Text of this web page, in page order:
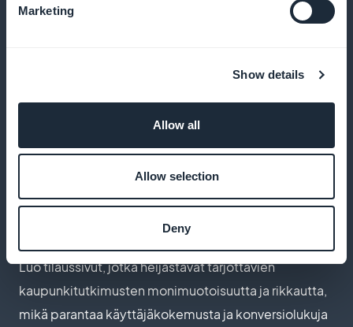
Marketing
Show details
Allow all
Allow selection
Deny
uusimpia ruoanlaittoartikkeleita
Maksimoi voittosi pitämällä 100 % tilaustuloistasi
ilman alustamaksuja
Mukauta tilaussivuja
Luo tilaussivut, jotka heijastavat tarjottavien
kaupunkitutkimusten monimuotoisuutta ja rikkautta,
mikä parantaa käyttäjäkokemusta ja konversiolukuja